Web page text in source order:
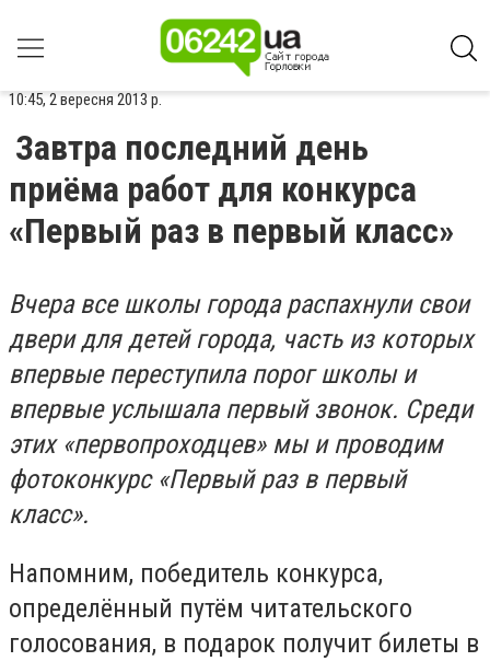
10:45, 2 вересня 2013 р.
Завтра последний день
приёма работ для конкурса
«Первый раз в первый класс»
Вчера все школы города распахнули свои
двери для детей города, часть из которых
впервые переступила порог школы и
впервые услышала первый звонок. Среди
этих «первопроходцев» мы и проводим
фотоконкурс «Первый раз в первый
класс».
Напомним, победитель конкурса,
определённый путём читательского
голосования, в подарок получит билеты в